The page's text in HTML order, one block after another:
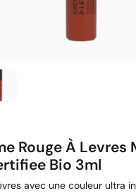
Rouge À Levres
Bio 3ml
avec une couleur ultra